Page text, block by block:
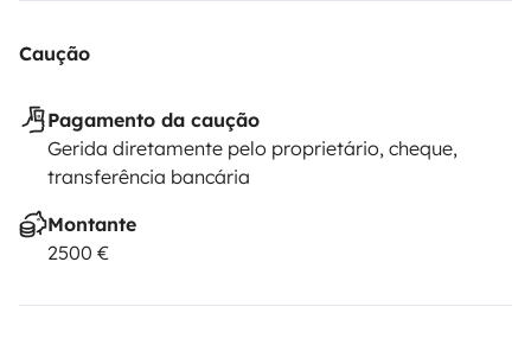
Caução
Pagamento da caução
Gerida diretamente pelo proprietário, cheque,
transferência bancária
Montante
2500 €